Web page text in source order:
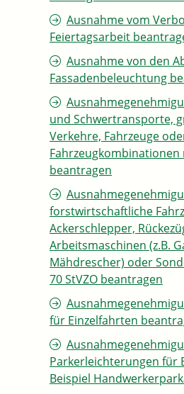
Ausnahme vom
Feiertagsarbeit
Ausnahme von den
Fassadenbeleuchtung
und Schwertransporte,
Verkehre, Fahrzeuge
Fahrzeugkombinationen
beantragen
forstwirtschaftliche
Ackerschlepper,
Arbeitsmaschinen (z.B.
Mähdrescher) oder
70 StVZO beantragen
für Einzelfahrten
Parkerleichterungen für
Beispiel